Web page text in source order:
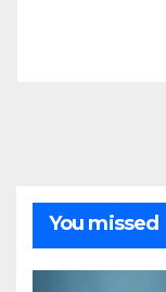
You missed